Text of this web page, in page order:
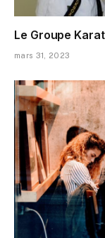
Le Groupe
mars 31, 2023